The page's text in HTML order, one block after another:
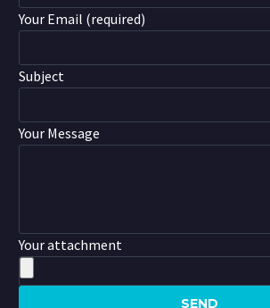
Your Email (required)
Subject
Your Message
Your attachment